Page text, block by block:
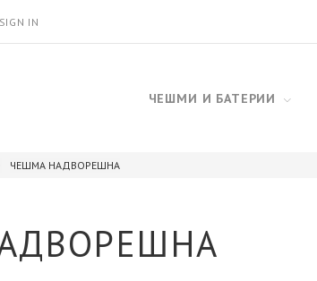
SIGN IN
ЧЕШМИ И БАТЕРИИ
ЧЕШМА НАДВОРЕШНА